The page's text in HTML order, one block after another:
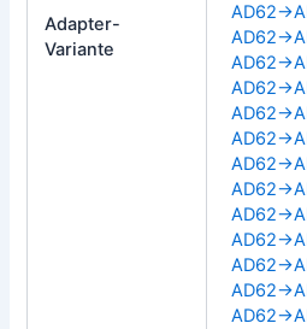
Adapter-
Variante